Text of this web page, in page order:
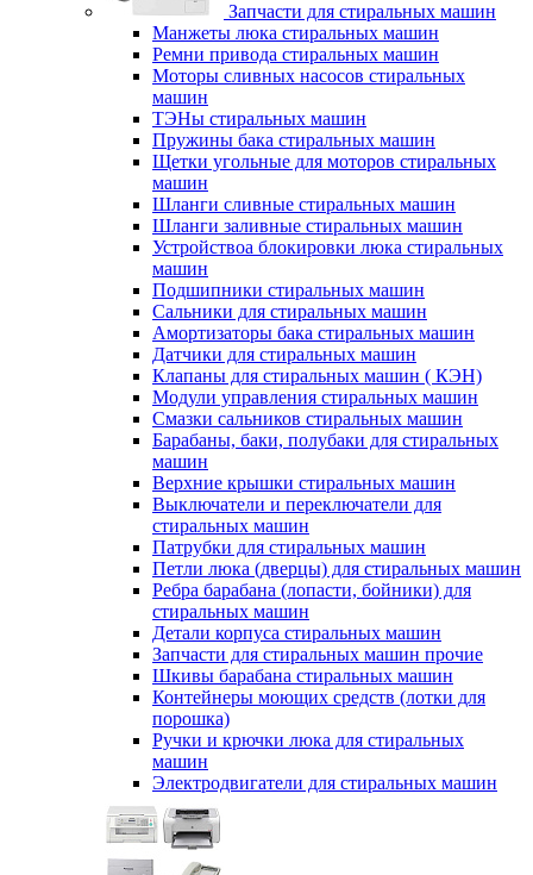
Запчасти для стиральных машин
Манжеты люка стиральных машин
Ремни привода стиральных машин
Моторы сливных насосов стиральных
машин
ТЭНы стиральных машин
Пружины бака стиральных машин
Щетки угольные для моторов стиральных
машин
Шланги сливные стиральных машин
Шланги заливные стиральных машин
Устройствоа блокировки люка стиральных
машин
Подшипники стиральных машин
Сальники для стиральных машин
Амортизаторы бака стиральных машин
Датчики для стиральных машин
Клапаны для стиральных машин ( КЭН)
Модули управления стиральных машин
Смазки сальников стиральных машин
Барабаны, баки, полубаки для стиральных
машин
Верхние крышки стиральных машин
Выключатели и переключатели для
стиральных машин
Патрубки для стиральных машин
Петли люка (дверцы) для стиральных машин
Ребра барабана (лопасти, бойники) для
стиральных машин
Детали корпуса стиральных машин
Запчасти для стиральных машин прочие
Шкивы барабана стиральных машин
Контейнеры моющих средств (лотки для
порошка)
Ручки и крючки люка для стиральных
машин
Электродвигатели для стиральных машин